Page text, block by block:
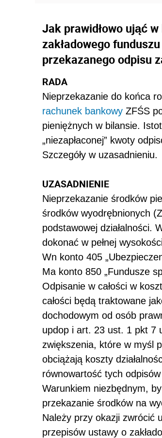
Jak prawidłowo ująć
zakładowego
przekazanego odpisu
RADA
Nieprzekazanie do końca
rachunek bankowy ZFŚS
pieniężnych w bilansie.
„niezapłaconej” kwoty
Szczegóły w uzasadnieniu.
UZASADNIENIE
Nieprzekazanie środków
środków wyodrębnionych
podstawowej działalności.
dokonać w pełnej
Wn konto 405
Ma konto 850 „Fundusze
Odpisanie w całości w
całości będą traktowane
dochodowym od osób
updop i art. 23 ust. 1 pkt 7
zwiększenia, które w myśl
obciążają koszty
równowartość tych
Warunkiem niezbędnym,
przekazanie środków na
Należy przy okazji zwrócić
przepisów ustawy o